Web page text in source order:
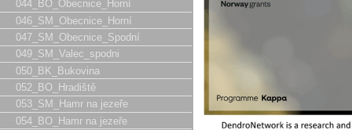
044_BO_Obecnice_Horní
046_SM_Obecnice_Horní
047_SM_Obecnice_Spodní
049_SM_Valec_spodni
050_BK_Bukovina
052_BO_Hradiště
053_SM_Hamr na jezeře
054_BO_Hamr na jezeře